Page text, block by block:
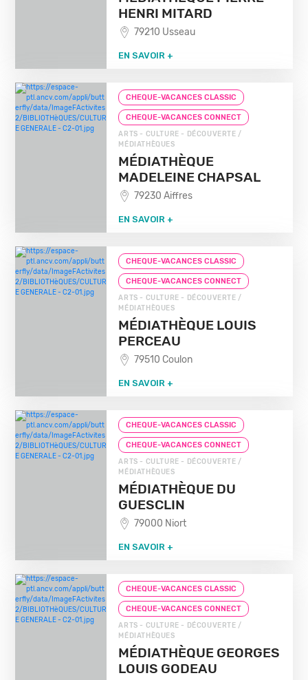
HENRI MITARD
79210 Usseau
EN SAVOIR +
CHEQUE-VACANCES CLASSIC
CHEQUE-VACANCES CONNECT
ARTS - CULTURE - DÉCOUVERTE /
MÉDIATHÈQUES
MÉDIATHÈQUE
MADELEINE CHAPSAL
79230 Aiffres
EN SAVOIR +
CHEQUE-VACANCES CLASSIC
CHEQUE-VACANCES CONNECT
ARTS - CULTURE - DÉCOUVERTE /
MÉDIATHÈQUES
MÉDIATHÈQUE LOUIS
PERCEAU
79510 Coulon
EN SAVOIR +
CHEQUE-VACANCES CLASSIC
CHEQUE-VACANCES CONNECT
ARTS - CULTURE - DÉCOUVERTE /
MÉDIATHÈQUES
MÉDIATHÈQUE DU
GUESCLIN
79000 Niort
EN SAVOIR +
CHEQUE-VACANCES CLASSIC
CHEQUE-VACANCES CONNECT
ARTS - CULTURE - DÉCOUVERTE /
MÉDIATHÈQUES
MÉDIATHÈQUE GEORGES
LOUIS GODEAU